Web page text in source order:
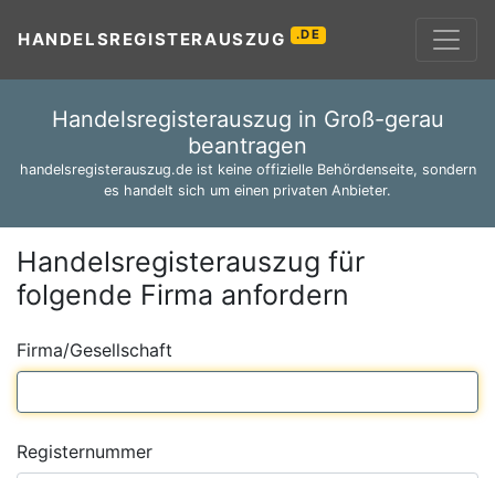
HANDELSREGISTERAUSZUG .DE
Handelsregisterauszug in Groß-gerau
beantragen
handelsregisterauszug.de ist keine offizielle Behördenseite, sondern
es handelt sich um einen privaten Anbieter.
Handelsregisterauszug für
folgende Firma anfordern
Firma/Gesellschaft
Registernummer